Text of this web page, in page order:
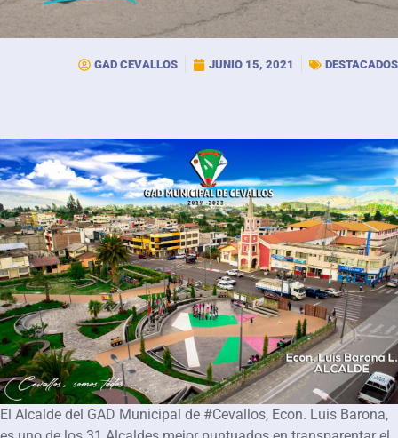
GAD CEVALLOS JUNIO 15, 2021 DESTACADOS
El Alcalde del GAD Municipal de #Cevallos, Econ. Luis Barona,